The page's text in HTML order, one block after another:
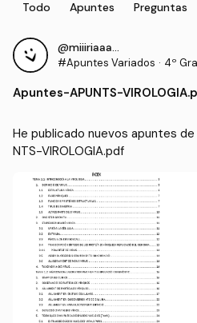
Todo Apuntes Preguntas
@miiiriaaamm
#Apuntes Variados · 4º
Apuntes-APUNTS-
He publicado nuevos apuntes
NTS-VIROLOGIA.pdf